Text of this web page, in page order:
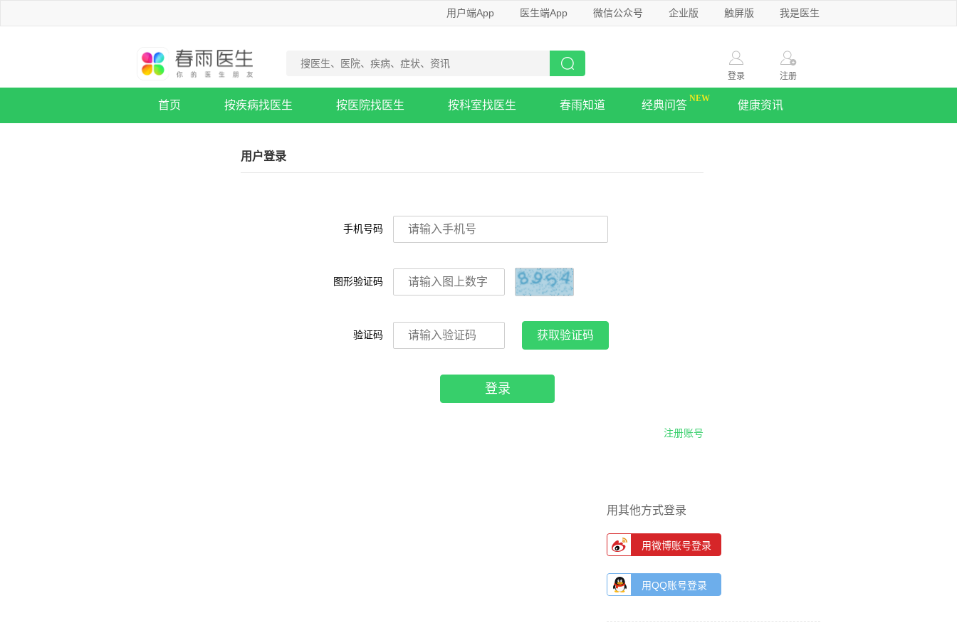
用户端App 医生端App 微信公众号 企业版 触屏版 我是医生
登录 注册
首页 按疾病找医生 按医院找医生 按科室找医生 春雨知道 经典问答 健康资讯
用户登录
手机号码
图形验证码
验证码 获取验证码
登录
注册账号
用其他方式登录
用微博账号登录
用QQ账号登录